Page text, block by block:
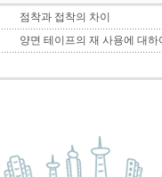
점착과 접착의 차이
양면 테이프의 재 사용에 대하